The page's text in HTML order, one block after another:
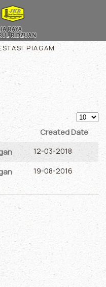
PIAGAM
Display
Created Date
12-03-2018
19-08-2016